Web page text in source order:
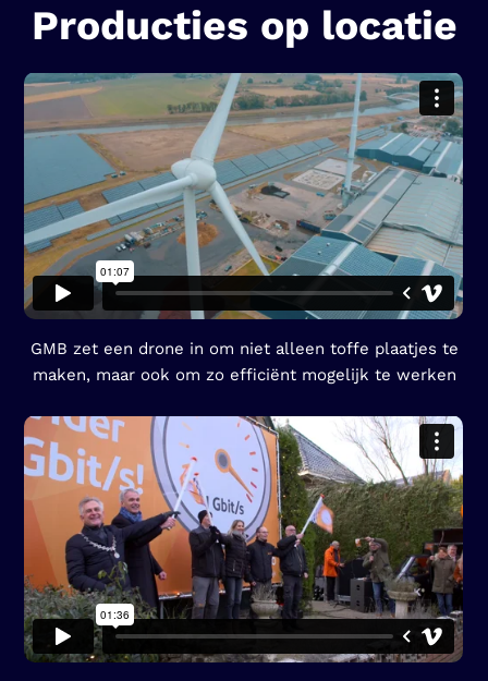
Producties op locatie
GMB zet een drone in om niet alleen toffe plaatjes te
maken, maar ook om zo efficiënt mogelijk te werken